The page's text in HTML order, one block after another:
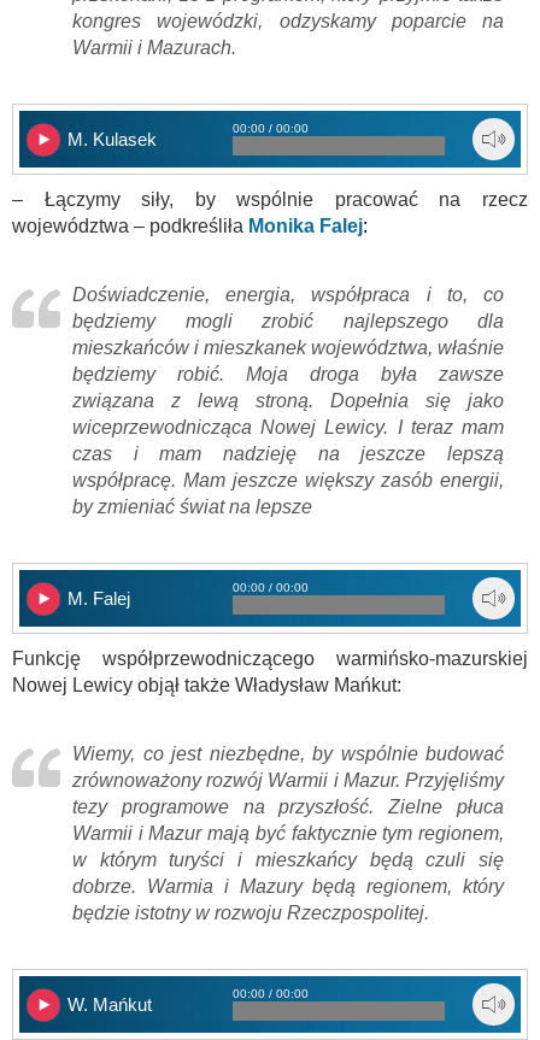
kongres wojewódzki, odzyskamy poparcie na
Warmii i Mazurach.
M. Kulasek
00:00 / 00:00
– Łączymy siły, by wspólnie pracować na rzecz
województwa – podkreśliła Monika Falej:
Doświadczenie, energia, współpraca i to, co
będziemy mogli zrobić najlepszego dla
mieszkańców i mieszkanek województwa, właśnie
będziemy robić. Moja droga była zawsze
związana z lewą stroną. Dopełnia się jako
wiceprzewodnicząca Nowej Lewicy. I teraz mam
czas i mam nadzieję na jeszcze lepszą
współpracę. Mam jeszcze większy zasób energii,
by zmieniać świat na lepsze
M. Falej
00:00 / 00:00
Funkcję współprzewodniczącego warmińsko-mazurskiej
Nowej Lewicy objął także Władysław Mańkut:
Wiemy, co jest niezbędne, by wspólnie budować
zrównoważony rozwój Warmii i Mazur. Przyjęliśmy
tezy programowe na przyszłość. Zielne płuca
Warmii i Mazur mają być faktycznie tym regionem,
w którym turyści i mieszkańcy będą czuli się
dobrze. Warmia i Mazury będą regionem, który
będzie istotny w rozwoju Rzeczpospolitej.
W. Mańkut
00:00 / 00:00